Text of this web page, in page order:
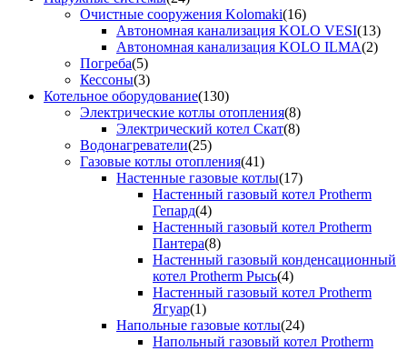
Очистные сооружения Kolomaki(16)
Автономная канализация KOLO VESI(13)
Автономная канализация KOLO ILMA(2)
Погреба(5)
Кессоны(3)
Котельное оборудование(130)
Электрические котлы отопления(8)
Электрический котел Скат(8)
Водонагреватели(25)
Газовые котлы отопления(41)
Настенные газовые котлы(17)
Настенный газовый котел Protherm
Гепард(4)
Настенный газовый котел Protherm
Пантера(8)
Настенный газовый конденсационный
котел Protherm Рысь(4)
Настенный газовый котел Protherm
Ягуар(1)
Напольные газовые котлы(24)
Напольный газовый котел Protherm